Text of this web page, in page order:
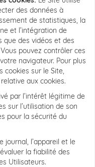
des données à
de statistiques, la
et l’intégration de
que des vidéos et des
pouvez contrôler ces
navigateur. Pour plus
cookies sur le Site,
aux cookies.
par l’intérêt légitime de
sur l’utilisation de son
pour la sécurité du
journal, l’appareil et le
la fiabilité des
Utilisateurs.